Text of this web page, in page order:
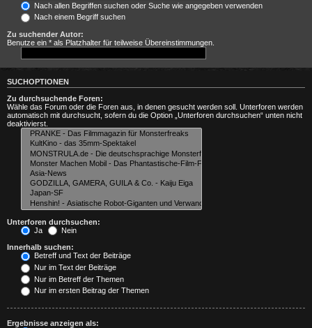
Nach allen Begriffen suchen oder Suche wie angegeben verwenden
Nach einem Begriff suchen
Zu suchender Autor:
Benutze ein * als Platzhalter für teilweise Übereinstimmungen.
SUCHOPTIONEN
Zu durchsuchende Foren:
Wähle das Forum oder die Foren aus, in denen gesucht werden soll. Unterforen werden
automatisch mit durchsucht, sofern du die Option „Unterforen durchsuchen“ unten nicht
deaktivierst.
Unterforen durchsuchen:
Ja
Nein
Innerhalb suchen:
Betreff und Text der Beiträge
Nur im Text der Beiträge
Nur im Betreff der Themen
Nur im ersten Beitrag der Themen
Ergebnisse anzeigen als: